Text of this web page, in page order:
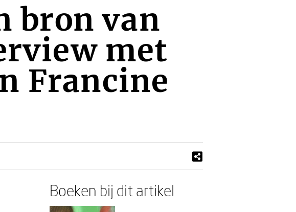
bron van
met
Francine
Boeken bij dit artikel